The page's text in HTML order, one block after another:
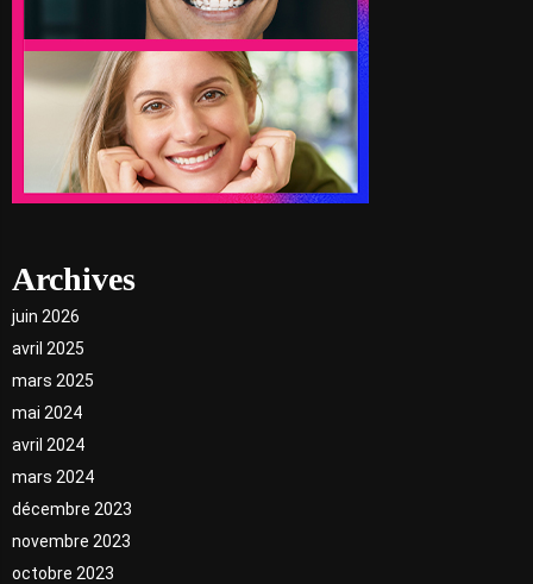
Archives
juin 2026
avril 2025
mars 2025
mai 2024
avril 2024
mars 2024
décembre 2023
novembre 2023
octobre 2023